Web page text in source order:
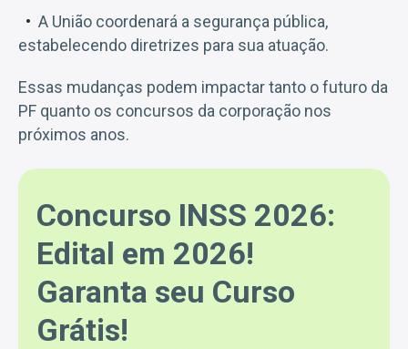
A União coordenará a segurança pública,
estabelecendo diretrizes para sua atuação.
Essas mudanças podem impactar tanto o futuro da
PF quanto os concursos da corporação nos
próximos anos.
Concurso INSS 2026:
Edital em 2026!
Garanta seu Curso
Grátis!